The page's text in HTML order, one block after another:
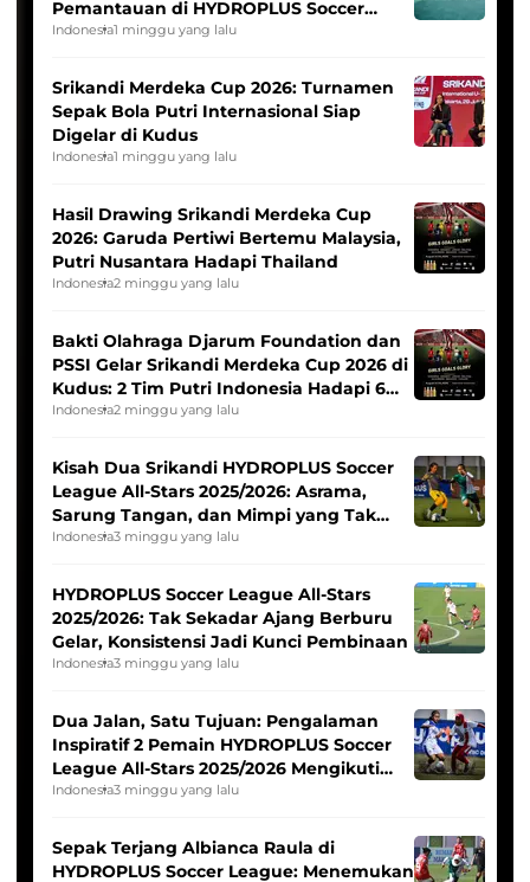
Pemantauan di HYDROPLUS Soccer
League
Indonesia1 minggu yang lalu
Srikandi Merdeka Cup 2026: Turnamen
Sepak Bola Putri Internasional Siap
Digelar di Kudus
Indonesia1 minggu yang lalu
Hasil Drawing Srikandi Merdeka Cup
2026: Garuda Pertiwi Bertemu Malaysia,
Putri Nusantara Hadapi Thailand
Indonesia2 minggu yang lalu
Bakti Olahraga Djarum Foundation dan
PSSI Gelar Srikandi Merdeka Cup 2026 di
Kudus: 2 Tim Putri Indonesia Hadapi 6
Tim Asia
Indonesia2 minggu yang lalu
Kisah Dua Srikandi HYDROPLUS Soccer
League All-Stars 2025/2026: Asrama,
Sarung Tangan, dan Mimpi yang Tak
Pernah Padam
Indonesia3 minggu yang lalu
HYDROPLUS Soccer League All-Stars
2025/2026: Tak Sekadar Ajang Berburu
Gelar, Konsistensi Jadi Kunci Pembinaan
Indonesia3 minggu yang lalu
Dua Jalan, Satu Tujuan: Pengalaman
Inspiratif 2 Pemain HYDROPLUS Soccer
League All-Stars 2025/2026 Mengikuti
Seleksi Timnas Indonesia Putri
Indonesia3 minggu yang lalu
Sepak Terjang Albianca Raula di
HYDROPLUS Soccer League: Menemukan